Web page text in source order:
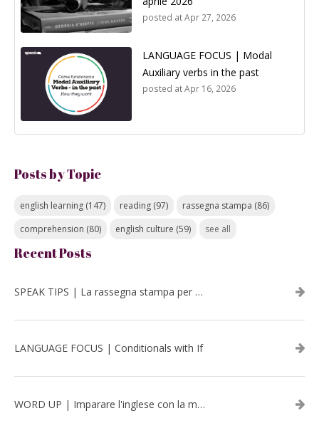
posted atApr 27, 2026
LANGUAGE FOCUS | Modal
Auxiliary verbs in the past
posted atApr 16, 2026
Posts by Topic
english learning (147) reading (97) rassegna stampa (86)
comprehension (80) english culture (59) see all
Recent Posts
SPEAK TIPS | La rassegna stampa per migliorare l’inglese - luglio 2026
LANGUAGE FOCUS | Conditionals with If
WORD UP | Imparare l'inglese con la musica: David Bowie